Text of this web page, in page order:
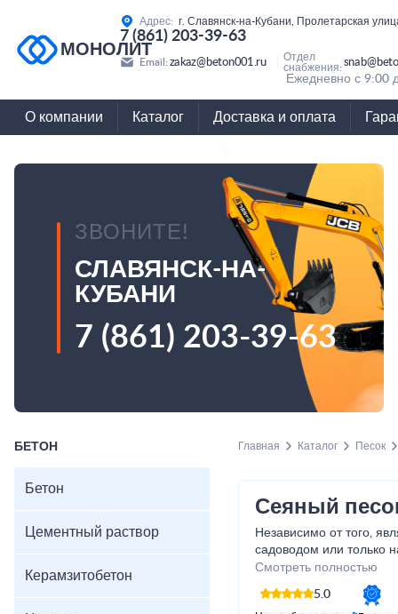
МОНОЛИТ
Адрес: г. Славянск-на-Кубани, Пролетарская
7 (861) 203-39-63
Email: zakaz@beton001.ru
Отдел
снабжения:
Ежедневно с 9:00
О компании Каталог Доставка и оплата
ЗВОНИТЕ!
СЛАВЯНСК-НА-
КУБАНИ
7 (861) 203-39-63
БЕТОН
Бетон
Цементный раствор
Керамзитобетон
Главная Каталог Песок
Сеяный
Независимо от того,
садоводом или только
садового искусства,
незаменимым
садовых мечтаний.
Смотреть полностью
5.0